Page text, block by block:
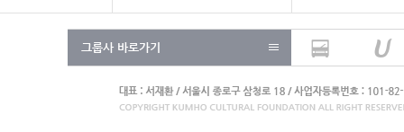
그룹사 바로가기